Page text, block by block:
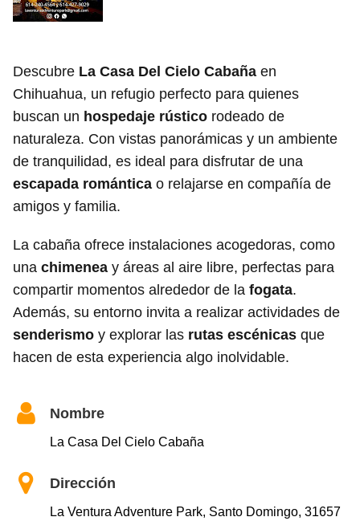
Descubre La Casa Del Cielo Cabaña en
Chihuahua, un refugio perfecto para quienes
buscan un hospedaje rústico rodeado de
naturaleza. Con vistas panorámicas y un ambiente
de tranquilidad, es ideal para disfrutar de una
escapada romántica o relajarse en compañía de
amigos y familia.
La cabaña ofrece instalaciones acogedoras, como
una chimenea y áreas al aire libre, perfectas para
compartir momentos alrededor de la fogata.
Además, su entorno invita a realizar actividades de
senderismo y explorar las rutas escénicas que
hacen de esta experiencia algo inolvidable.
Nombre
La Casa Del Cielo Cabaña
Dirección
La Ventura Adventure Park, Santo Domingo, 31657